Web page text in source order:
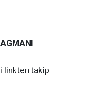
linkten takip